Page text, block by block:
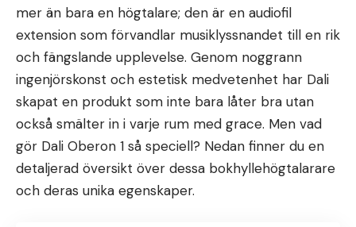
mer än bara en högtalare; den är en audiofil
extension som förvandlar musiklyssnandet till en rik
och fängslande upplevelse. Genom noggrann
ingenjörskonst och estetisk medvetenhet har Dali
skapat en produkt som inte bara låter bra utan
också smälter in i varje rum med grace. Men vad
gör Dali Oberon 1 så speciell? Nedan finner du en
detaljerad översikt över dessa bokhyllehögtalarare
och deras unika egenskaper.